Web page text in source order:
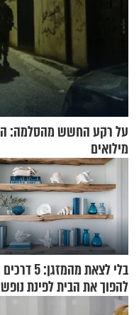
מילואים
בלי לצאת מהמזגן: 5 דרכים
להפוך את הבית לפינת נופש
מעוצבת